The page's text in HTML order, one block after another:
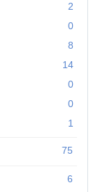
2
0
8
14
0
0
1
75
6